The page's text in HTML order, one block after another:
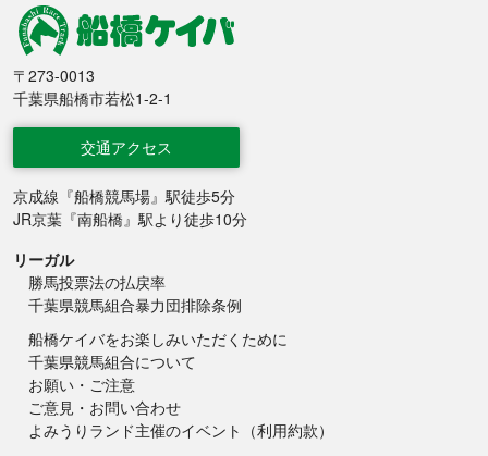
船橋競馬
〒273-0013
千葉県船橋市若松1-2-1
交通アクセス
京成線『船橋競馬場』駅徒歩5分
JR京葉『南船橋』駅より徒歩10分
リーガル
勝馬投票法の払戻率
千葉県競馬組合暴力団排除条例
船橋ケイバをお楽しみいただくために
千葉県競馬組合について
お願い・ご注意
ご意見・お問い合わせ
よみうりランド主催のイベント（利用約款）